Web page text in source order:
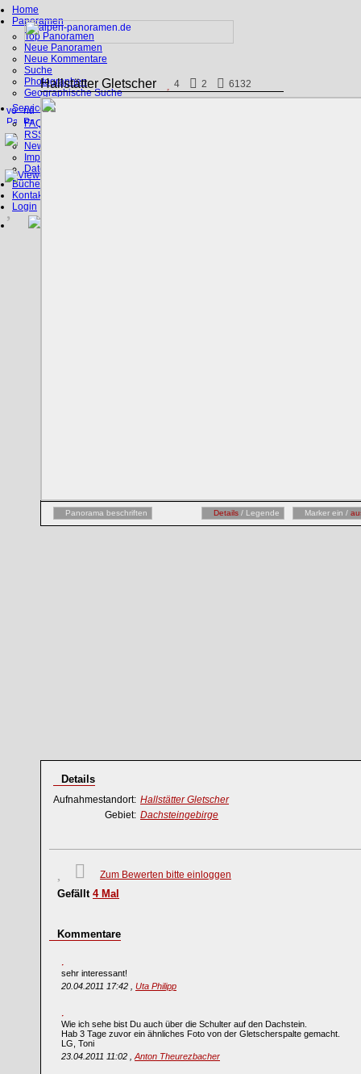
Home
Panoramen
Top Panoramen
Neue Panoramen
Neue Kommentare
Suche
Photographen
Geographische Suche
Service
FAQ
RSS, Google Earth
News
Impressum
Datenschutz
Bücher
Kontakt
Login
Hallstätter Gletscher 4 2 6132
Panorama beschriften Details / Legende Marker ein /
Details
Aufnahmestandort: Hallstätter Gletscher
Gebiet: Dachsteingebirge
Zum Bewerten bitte einloggen
Gefällt 4Mal
Kommentare
sehr interessant!
20.04.2011 17:42 , Uta Philipp
Wie ich sehe bist Du auch über die Schulter auf den Dachstein.
Hab 3 Tage zuvor ein ähnliches Foto von der Gletscherspalte gemacht.
LG, Toni
23.04.2011 11:02 , Anton Theurezbacher